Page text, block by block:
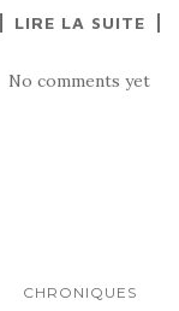
LIRE LA SUITE
No comments yet
CHRONIQUES